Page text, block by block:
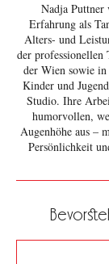
Nadja Puttner
Erfahrung als
Alters- und
der professionellen
der Wien sowie
Kinder und
Studio. Ihre
humorvollen,
Augenhöhe aus –